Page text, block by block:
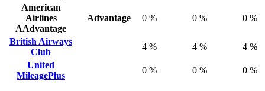
American
Airlines
AAdvantage
Advantage 0 % 0 % 0 %
British Airways
Club
4 % 4 %
4 %
United
MileagePlus
0 % 0 % 0 %